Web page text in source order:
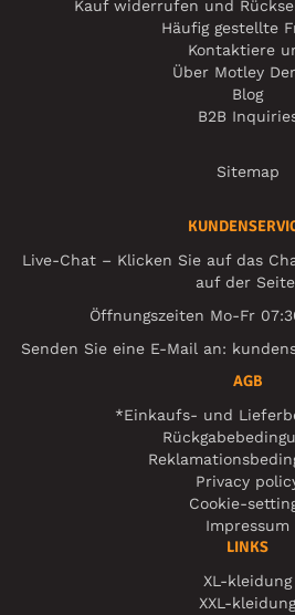
Kauf widerrufen und
Häufig gestellte
Kontaktiere
Über Motley
Blog
B2B
Sitemap
Live-Chat – Klicken Sie auf das
auf der
Öffnungszeiten Mo-Fr
Senden Sie eine E-Mail an:
AGB
*Einkaufs- und
Privacy
Cookie-
Impressum
LINKS
XL-kleidung
XXL-kleidung